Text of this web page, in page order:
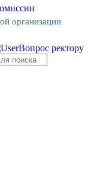
организации
Вопрос ректору